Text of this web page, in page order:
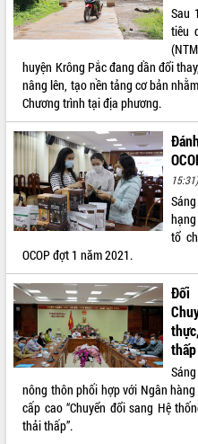
VĂN BẢN HĐND TỈNH
QUY HOẠCH - KẾ HOẠCH
Sau
tiêu
huyện Krông Pắc đang dần đổi
nâng lên, tạo nền tảng cơ bản
Chương trình tại địa phương.
15:31)
tổ
OCOP đợt 1 năm 2021.
Đối
thấp
nông thôn phối hợp với Ngân
cấp cao “Chuyển đổi sang Hệ
thải thấp”.